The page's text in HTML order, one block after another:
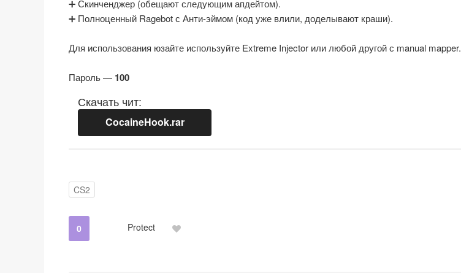
➕ Скинченджер (обещают следующим апдейтом).
➕ Полноценный Ragebot с Анти-эймом (код уже влили, доделывают краши).
Для использования юзайте используйте Extreme Injector или любой другой с manual mapper.
Пароль — 100
Скачать чит:
CocaineHook.rar
CS2
0 Protect